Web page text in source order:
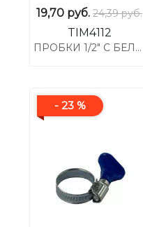
19,70 руб. 24,39 руб.
TIM4112
ПРОБКИ 1/2" С БЕЛЫМ КОЛПАЧКОМ
- 23 %